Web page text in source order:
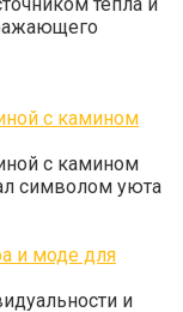
с камином
с камином
символом уюта
и моде для
и